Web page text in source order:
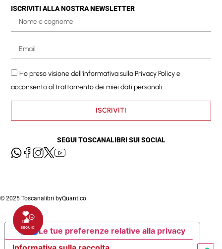
ISCRIVITI ALLA NOSTRA NEWSLETTER
Ho preso visione dell'informativa sullaPrivacy Policye
acconsento al trattamento dei miei dati personali.
ISCRIVITI
SEGUI TOSCANALIBRI SUI SOCIAL
© 2025 Toscanalibri byQuantico
Le tue preferenze relative alla privacy